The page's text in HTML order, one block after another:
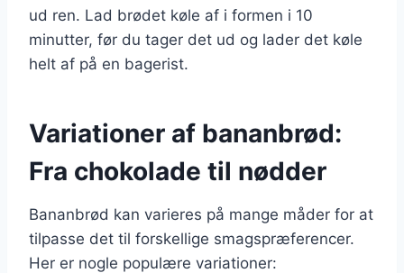
ud ren. Lad brødet køle af i formen i 10
minutter, før du tager det ud og lader det køle
helt af på en bagerist.
Variationer af bananbrød:
Fra chokolade til nødder
Bananbrød kan varieres på mange måder for at
tilpasse det til forskellige smagspræferencer.
Her er nogle populære variationer: